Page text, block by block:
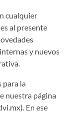
cualquier
al presente
y nuevos
para la
nuestra página
En ese